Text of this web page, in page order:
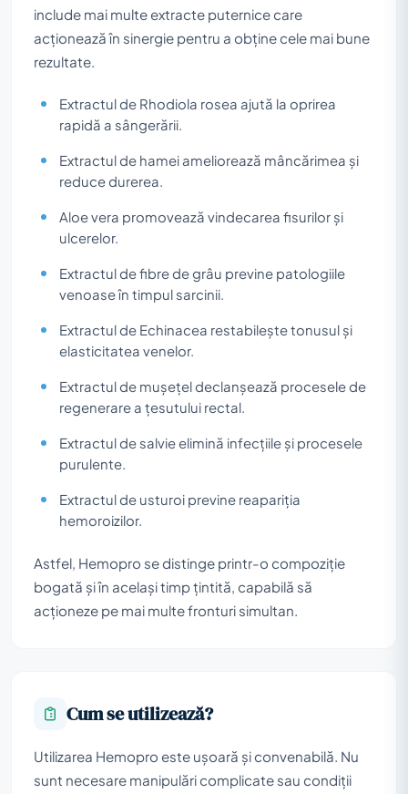
include mai multe extracte puternice care
acționează în sinergie pentru a obține cele mai bune
rezultate.
Extractul de Rhodiola rosea ajută la oprirea
rapidă a sângerării.
Extractul de hamei ameliorează mâncărimea și
reduce durerea.
Aloe vera promovează vindecarea fisurilor și
ulcerelor.
Extractul de fibre de grâu previne patologiile
venoase în timpul sarcinii.
Extractul de Echinacea restabilește tonusul și
elasticitatea venelor.
Extractul de mușețel declanșează procesele de
regenerare a țesutului rectal.
Extractul de salvie elimină infecțiile și procesele
purulente.
Extractul de usturoi previne reapariția
hemoroizilor.
Astfel, Hemopro se distinge printr-o compoziție
bogată și în același timp țintită, capabilă să
acționeze pe mai multe fronturi simultan.
Cum se utilizează?
Utilizarea Hemopro este ușoară și convenabilă. Nu
sunt necesare manipulări complicate sau condiții